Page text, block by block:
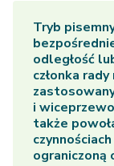
Tryb
odległość
członka
i
także
ograniczoną